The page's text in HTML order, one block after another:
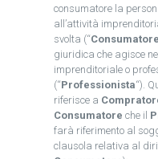
consumatore la
all’attività
svolta (“Consumatore
giuridica che agisce
imprenditoriale o
(“Professionista“).
riferisce a
Consumatore che il
farà riferimento al
clausola relativa al